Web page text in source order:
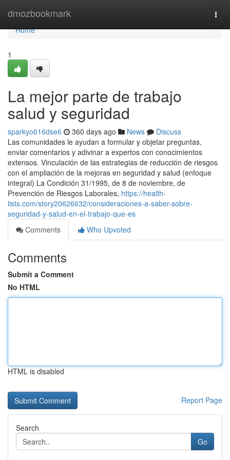
dmozbookmark
Home
Home
1
La mejor parte de trabajo
salud y seguridad
sparkyo616dse6 360 days ago News
Discuss
Las comunidades le ayudan a formular y objetar preguntas,
enviar comentarios y adivinar a expertos con conocimientos
extensos. Vinculación de las estrategias de reducción de riesgos
con el ampliación de la mejoras en seguridad y salud (enfoque
integral) La Condición 31/1995, de 8 de noviembre, de
Prevención de Riesgos Laborales, https://health-
lists.com/story20626632/consideraciones-a-saber-sobre-
seguridad-y-salud-en-el-trabajo-que-es
Comments
Who Upvoted
Comments
Submit a Comment
No HTML
HTML is disabled
Report Page
Search
Go